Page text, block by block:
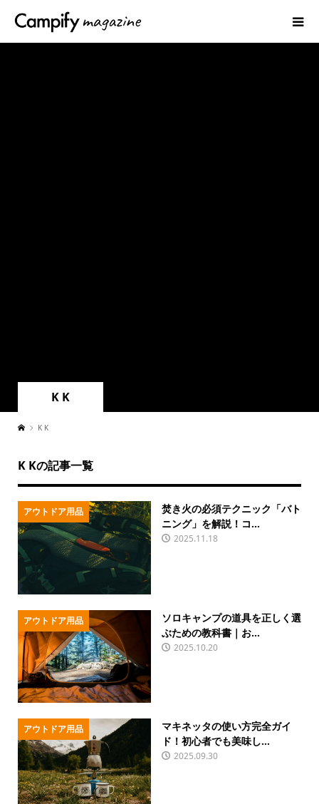
K K
K K
K Kの記事一覧
アウトドア用品
焚き火の必須テクニック「バト
ニング」を解説！コ...
2025.11.18
アウトドア用品
ソロキャンプの道具を正しく選
ぶための教科書｜お...
2025.10.20
アウトドア用品
マキネッタの使い方完全ガイ
ド！初心者でも美味し...
2025.09.30